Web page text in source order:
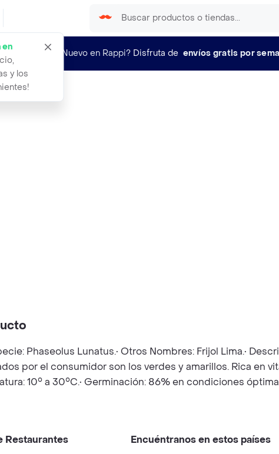
en
y los
¿Nuevo en Rappi? Disfruta de envíos gratis por
Phaseolus Lunatus.• Otros Nombres: Frijol Lima.•
por el consumidor son los verdes y amarillos. Rica en
10° a 30°C.• Germinación: 86% en condiciones
Restaurantes Encuéntranos en estos países